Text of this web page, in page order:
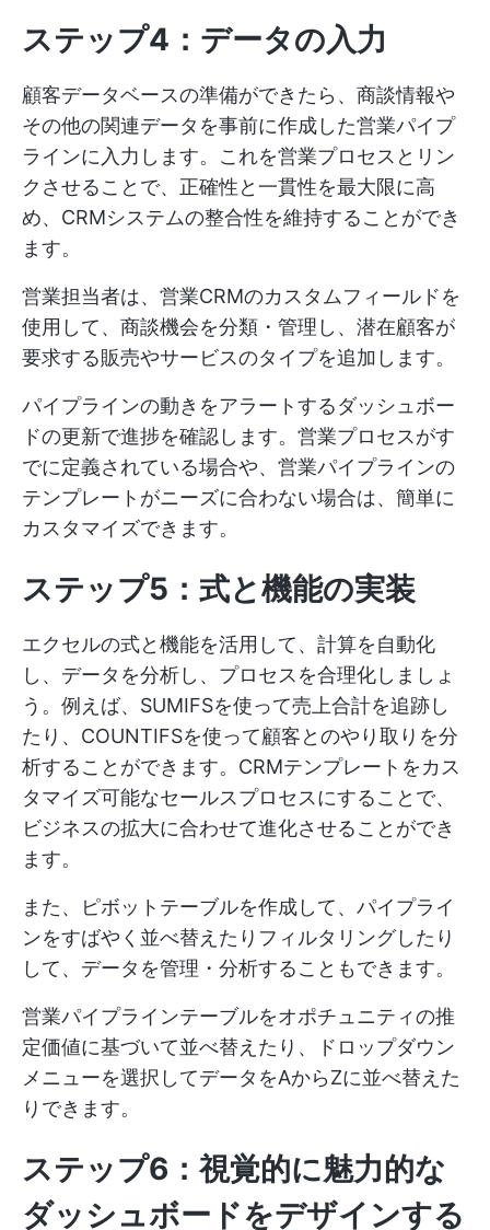
ステップ4：データの入力
顧客データベースの準備ができたら、商談情報や
その他の関連データを事前に作成した営業パイプ
ラインに入力します。これを営業プロセスとリン
クさせることで、正確性と一貫性を最大限に高
め、CRMシステムの整合性を維持することができ
ます。
営業担当者は、営業CRMのカスタムフィールドを
使用して、商談機会を分類・管理し、潜在顧客が
要求する販売やサービスのタイプを追加します。
パイプラインの動きをアラートするダッシュボー
ドの更新で進捗を確認します。営業プロセスがす
でに定義されている場合や、営業パイプラインの
テンプレートがニーズに合わない場合は、簡単に
カスタマイズできます。
ステップ5：式と機能の実装
エクセルの式と機能を活用して、計算を自動化
し、データを分析し、プロセスを合理化しましょ
う。例えば、SUMIFSを使って売上合計を追跡し
たり、COUNTIFSを使って顧客とのやり取りを分
析することができます。CRMテンプレートをカス
タマイズ可能なセールスプロセスにすることで、
ビジネスの拡大に合わせて進化させることができ
ます。
また、ピボットテーブルを作成して、パイプライ
ンをすばやく並べ替えたりフィルタリングしたり
して、データを管理・分析することもできます。
営業パイプラインテーブルをオポチュニティの推
定価値に基づいて並べ替えたり、ドロップダウン
メニューを選択してデータをAからZに並べ替えた
りできます。
ステップ6：視覚的に魅力的な
ダッシュボードをデザインする